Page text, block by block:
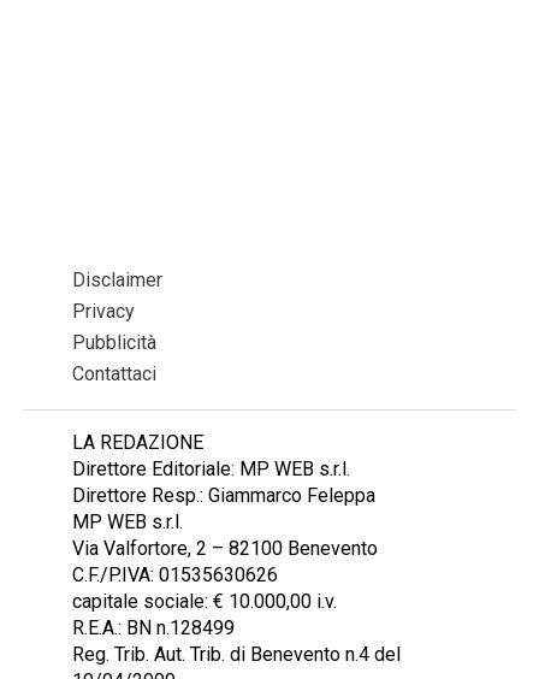
Disclaimer
Privacy
Pubblicità
Contattaci
LA REDAZIONE
Direttore Editoriale: MP WEB s.r.l.
Direttore Resp.: Giammarco Feleppa
MP WEB s.r.l.
Via Valfortore, 2 – 82100 Benevento
C.F./P.IVA: 01535630626
capitale sociale: € 10.000,00 i.v.
R.E.A.: BN n.128499
Reg. Trib. Aut. Trib. di Benevento n.4 del